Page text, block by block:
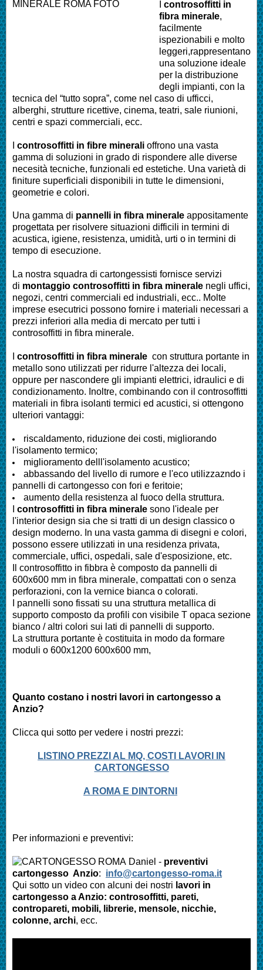
controsoffitti in
fibra minerale,
facilmente
ispezionabili e molto
leggeri,rappresentano
una soluzione ideale
per la distribuzione
degli impianti, con la
tecnica del “tutto sopra”, come nel caso di ufficci,
alberghi, strutture ricettive, cinema, teatri, sale riunioni,
centri e spazi commerciali, ecc.
controsoffitti in fibre minerali offrono una vasta
gamma di soluzioni in grado di rispondere alle diverse
necesità tecniche, funzionali ed estetiche. Una varietà di
finiture superficiali disponibili in tutte le dimensioni,
geometrie e colori.
Una gamma di pannelli in fibra minerale appositamente
progettata per risolvere situazioni difficili in termini di
acustica, igiene, resistenza, umidità, urti o in termini di
tempo di esecuzione.
La nostra squadra di cartongessisti fornisce servizi
di montaggio controsoffitti in fibra minerale negli uffici,
negozi, centri commerciali ed industriali, ecc.. Molte
imprese esecutrici possono fornire i materiali necessari a
prezzi inferiori alla media di mercato per tutti i
controsoffitti in fibra minerale.
controsoffitti in fibra minerale con struttura portante in
metallo sono utilizzati per ridurre l'altezza dei locali,
oppure per nascondere gli impianti elettrici, idraulici e di
condizionamento. Inoltre, combinando con il controsoffitti
materiali in fibra isolanti termici ed acustici, si ottengono
ulteriori vantaggi:
riscaldamento, riduzione dei costi, migliorando
l'isolamento termico;
miglioramento delll'isolamento acustico;
abbassando del livello di rumore e l'eco utilizzazndo i
pannelli di cartongesso con fori e feritoie;
aumento della resistenza al fuoco della struttura.
controsoffitti in fibra minerale sono l'ideale per
l'interior design sia che si tratti di un design classico o
design moderno. In una vasta gamma di disegni e colori,
possono essere utilizzati in una residenza privata,
commerciale, uffici, ospedali, sale d'esposizione, etc.
Il controsoffitto in fibbra è composto da pannelli di
600x600 mm in fibra minerale, compattati con o senza
perforazioni, con la vernice bianca o colorati.
I pannelli sono fissati su una struttura metallica di
supporto composto da profili con visibile T opaca sezione
bianco / altri colori sui lati di pannelli di supporto.
La struttura portante è costituita in modo da formare
moduli o 600x1200 600x600 mm,
Quanto costano i nostri lavori in cartongesso a
Anzio?
Clicca qui sotto per vedere i nostri prezzi:
LISTINO PREZZI AL MQ, COSTI LAVORI IN
CARTONGESSO
A ROMA E DINTORNI
Per informazioni e preventivi:
Daniel - preventivi
cartongesso Anzio: info@cartongesso-roma.it
Qui sotto un video con alcuni dei nostri lavori in
cartongesso a Anzio: controsoffitti, pareti,
contropareti, mobili, librerie, mensole, nicchie,
colonne, archi, ecc.